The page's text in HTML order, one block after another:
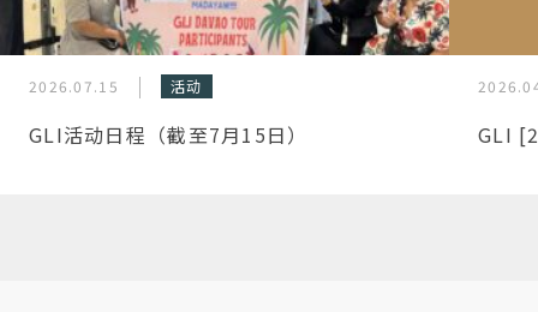
2026.07.15 活动
GLI活动日程（截至7月15日） GLI